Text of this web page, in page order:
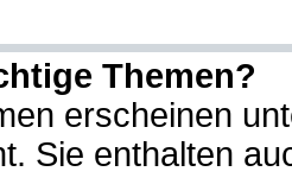
Themen?
erscheinen
Sie enthalten